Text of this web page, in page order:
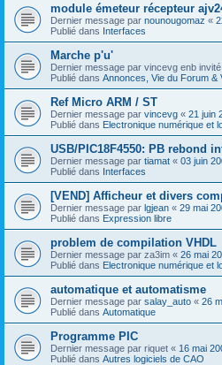
module émeteur récepteur
Dernier message par nounougomaz «
Publié dans Interfaces
Marche p'u'
Dernier message par vincevg enb invité
Publié dans Annonces, Vie du Forum &
Ref Micro ARM / ST
Dernier message par vincevg « 21 juin
Publié dans Electronique numérique et
USB/PIC18F4550: PB rebond
Dernier message par tiamat « 03 juin
Publié dans Interfaces
[VEND] Afficheur et divers
Dernier message par lgjean « 29 mai
Publié dans Expression libre
problem de compilation VHDL
Dernier message par za3im « 26 mai
Publié dans Electronique numérique et
automatique et automatisme
Dernier message par salay_auto « 26
Publié dans Automatique
Programme PIC
Dernier message par riquet « 16 mai
Publié dans Autres logiciels de CAO